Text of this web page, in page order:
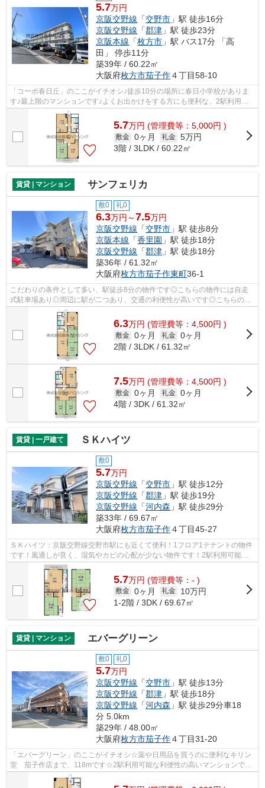
5.7万円
京阪交野線 「交野市 」駅 徒歩16分
京阪交野線 「郡津 」駅 徒歩23分
京阪本線 「枚方市 」駅 バス17分 「高
田」 停歩11分
築39年 / 60.22㎡
大阪府枚方市茄子作４丁目58-10
「コーポ春日丘」のここがイチオシ♪徒歩10分の場所に春日小学校がありま
す♪最上階のマンションです♪よくお出かけをする方にも便利な、2駅利用可
能なマンションです♪できるだけ早めに不...
5.7万円 (管理費等：5,000円 )
敷金 0ヶ月 礼金 5万円
3階 / 3LDK / 60.22㎡
賃貸 | マンション サンフェリカ
敷0 礼0
6.3万円～7.5万円
京阪交野線 「交野市 」駅 徒歩8分
京阪本線 「香里園 」駅 徒歩18分
京阪交野線 「郡津 」駅 徒歩18分
築36年 / 61.32㎡
大阪府枚方市茄子作東町36-1
こだわりの条件として多い、駅徒歩8分の物件です◎こちらの物件には自走
式駐車場あり◎周辺に駅が二つあり、交通の利便性が高いです◎こちらの物
件、通風良好な居住環境でどなた様の健康...
6.3万円 (管理費等：4,500円 )
敷金 0ヶ月 礼金 0ヶ月
2階 / 3LDK / 61.32㎡
7.5万円 (管理費等：4,500円 )
敷金 0ヶ月 礼金 0ヶ月
4階 / 3DK / 61.32㎡
賃貸 | 一戸建て ＳＫハイツ
敷0
5.7万円
京阪交野線 「交野市 」駅 徒歩12分
京阪交野線 「郡津 」駅 徒歩19分
京阪交野線 「河内森 」駅 徒歩29分
築33年 / 69.67㎡
大阪府枚方市茄子作４丁目45-27
ＳＫハイツ：京阪交野線交野市駅にも近くて便利！1フロア1テナントの物件
です！風通しが良く、湿気やカビの心配が少ない物件です！2駅利用可能な
物件なので交通の利便性が良いのが魅力...
5.7万円 (管理費等：- )
敷金 0ヶ月 礼金
10万円
1-2階 / 3DK / 69.67㎡
賃貸 | マンション エバーグリーン
敷0 礼0
5.7万円
京阪交野線 「交野市 」駅 徒歩13分
京阪交野線 「郡津 」駅 徒歩18分
京阪交野線 「河内森 」駅 徒歩29分車18
分 5.0km
築29年 / 48.00㎡
大阪府枚方市茄子作４丁目31-20
「エバーグリーン」のここがイチオシ☆薬や日用品を買うのに便利なキリン
堂 茄子作店まで、118mです☆2駅利用可能な利便性の高いマンションです
☆忙しい方にもおすすめの、敷地内ごみ置...